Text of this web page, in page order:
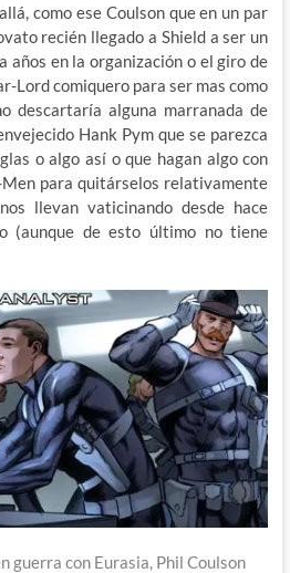
como ese Coulson que en un par
recién llegado a Shield a ser un
años en la organización o el giro de
Lord comiquero para ser mas como
descartaría alguna marranada de
Hank Pym que se parezca
o algo así o que hagan algo con
para quitárselos relativamente
llevan vaticinando desde hace
(aunque de esto último no tiene
guerra con Eurasia, Phil Coulson